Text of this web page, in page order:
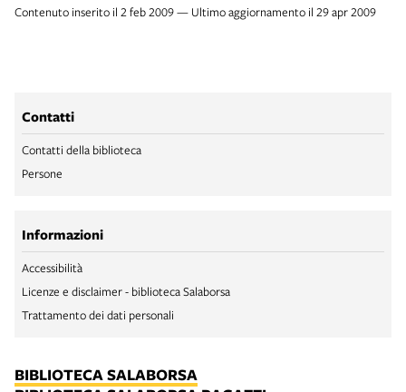
Contenuto inserito il 2 feb 2009 — Ultimo aggiornamento il 29 apr 2009
Contatti
Contatti della biblioteca
Persone
Informazioni
Accessibilità
Licenze e disclaimer - biblioteca Salaborsa
Trattamento dei dati personali
BIBLIOTECA SALABORSA